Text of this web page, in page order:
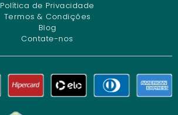
Política de Privacidade
Termos & Condições
Blog
Contate-nos